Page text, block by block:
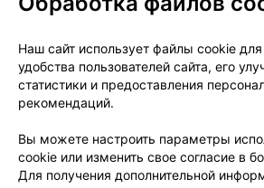
2,20 — 2,65 р.
Где купить
Наш сайт использует файлы cookie
удобства пользователей сайта, его
статистики и предоставления
рекомендаций.
Вы можете настроить параметры
cookie или изменить свое согласие в
Для получения дополнительной